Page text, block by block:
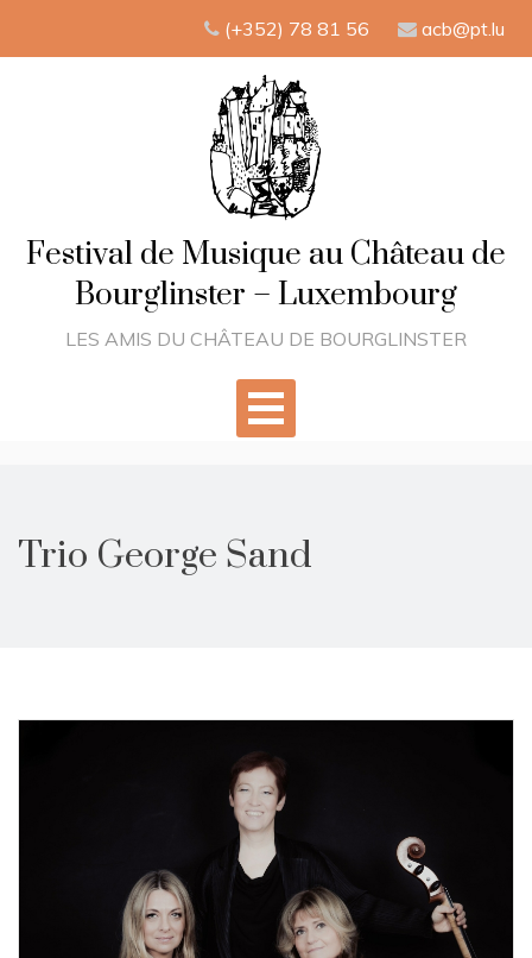
(+352) 78 81 56 acb@pt.lu
Festival de Musique au Château de
Bourglinster – Luxembourg
LES AMIS DU CHÂTEAU DE BOURGLINSTER
Trio George Sand